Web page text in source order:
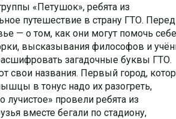
«Петушок», ребята из
путешествие в страну ГТО.
— о том, как они могут помочь
высказывания философов и
загадочные буквы ГТО.
свои названия. Первый город,
в тонус надо их разогреть,
провели ребята из
вместе бегали по стадиону,